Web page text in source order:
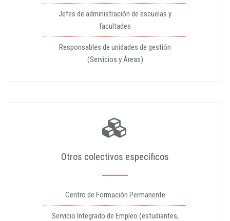
Jefes de administración de escuelas y
facultades
Responsables de unidades de gestión
(Servicios y Áreas)
Otros colectivos específicos
Centro de Formación Permanente
Servicio Integrado de Empleo (estudiantes,